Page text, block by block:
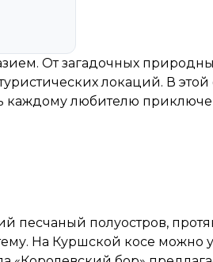
От загадочных
локаций. В этой
каждому любителю
песчаный полуостров,
На Куршской косе можно